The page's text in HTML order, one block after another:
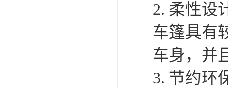
2. 柔性设
车篷具有
车身，并
3. 节约环